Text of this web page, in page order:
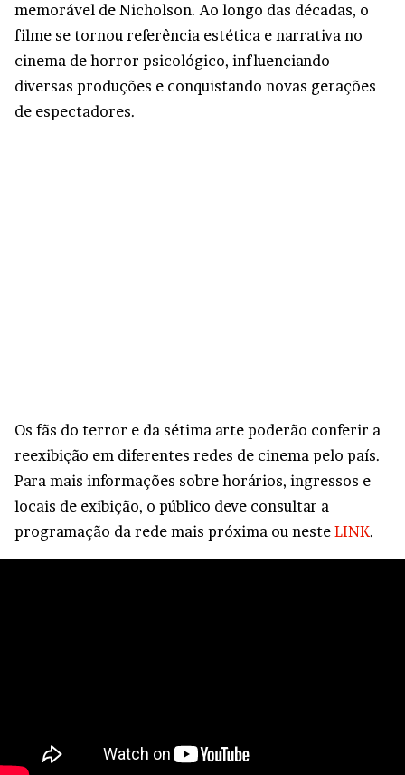
memorável de Nicholson. Ao longo das décadas, o
filme se tornou referência estética e narrativa no
cinema de horror psicológico, influenciando
diversas produções e conquistando novas gerações
de espectadores.
Os fãs do terror e da sétima arte poderão conferir a
reexibição em diferentes redes de cinema pelo país.
Para mais informações sobre horários, ingressos e
locais de exibição, o público deve consultar a
programação da rede mais próxima ou neste LINK.